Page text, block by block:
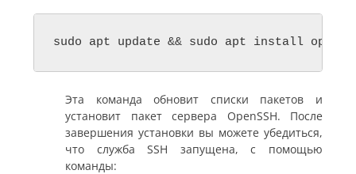
sudo apt update && sudo apt install
Эта команда обновит списки пакетов и
установит пакет сервера OpenSSH. После
завершения установки вы можете убедиться,
что служба SSH запущена, с помощью
команды: